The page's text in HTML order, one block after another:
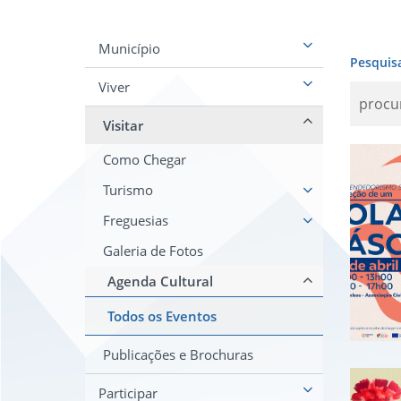
Município
Viver
Visitar
Como Chegar
Turismo
Freguesias
Galeria de Fotos
Agenda Cultural
Todos os Eventos
Publicações e Brochuras
Participar